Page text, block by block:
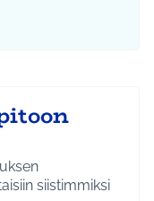
siistimmiksi